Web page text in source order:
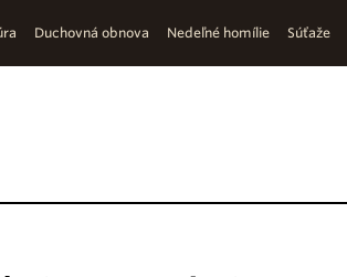
Duchovná obnova Nedeľné homílie Súťaže